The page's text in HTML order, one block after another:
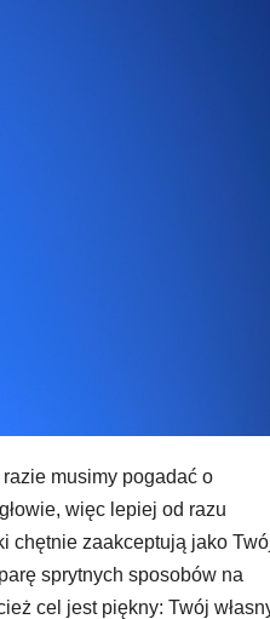
musimy pogadać o
więc lepiej od razu
chętnie zaakceptują jako
sprytnych sposobów na
cel jest piękny: Twój